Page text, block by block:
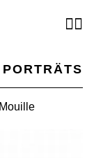
PORTRÄTS